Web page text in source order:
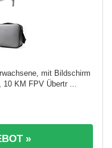
mit Bildschirm
10 KM FPV Übertr ...
»